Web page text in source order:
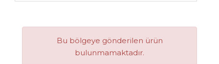
Bu bölgeye gönderilen ürün
bulunmamaktadır.